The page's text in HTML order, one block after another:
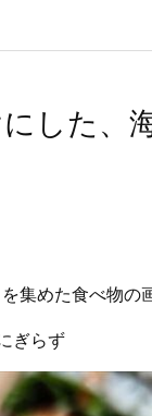
した、
集めた食べ物の
ぎらず